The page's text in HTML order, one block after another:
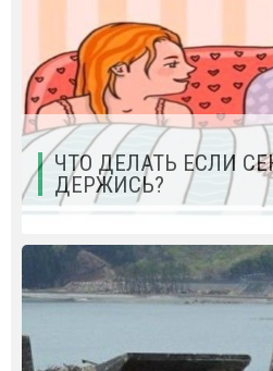
ЧТО ДЕЛАТЬ ЕСЛИ
ДЕРЖИСЬ?